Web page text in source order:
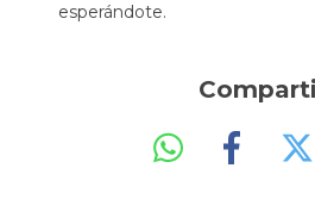
esperándote.